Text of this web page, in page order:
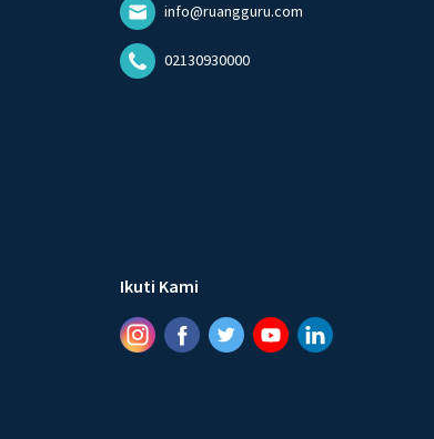
info@ruangguru.com
02130930000
Ikuti Kami